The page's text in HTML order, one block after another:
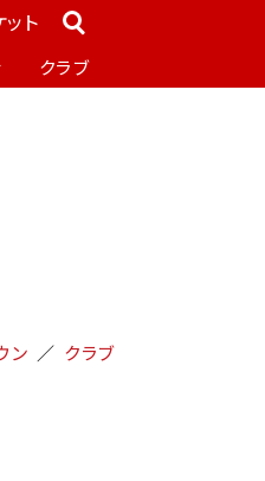
ト
クラブ
ン クラブ